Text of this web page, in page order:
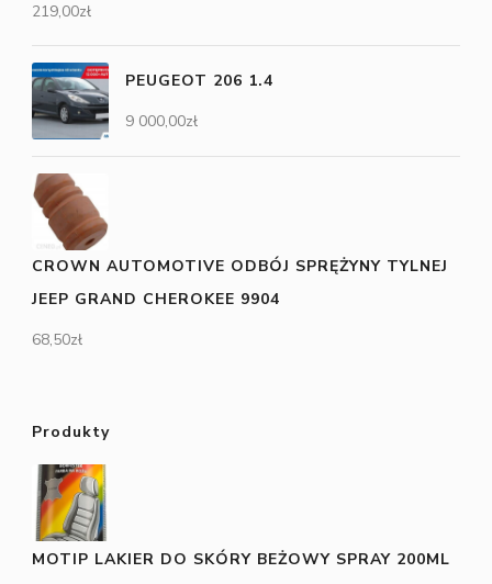
219,00zł
PEUGEOT 206 1.4
9 000,00zł
CROWN AUTOMOTIVE ODBÓJ SPRĘŻYNY TYLNEJ
JEEP GRAND CHEROKEE 9904
68,50zł
Produkty
MOTIP LAKIER DO SKÓRY BEŻOWY SPRAY 200ML